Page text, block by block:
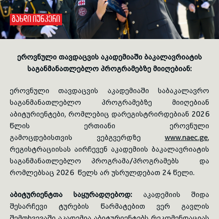
toggle submenu
toggle submenu
toggle submenu
ᲒᲐᲮᲓᲘ ᲘᲣᲜᲙᲔᲠᲘ
ეროვნული თავდაცვის აკადემიაში ბაკალავრიატის
საგანმანათლებლო პროგრამებზე მიიღებიან:
ეროვნული თავდაცვის აკადემიაში საბაკალავრო
საგანმანათლებლო პროგრამებზე მიიღებიან
აბიტურიენტები, რომლებიც დარეგისტრირდებიან 2026
წლის ერთიანი ეროვნული
გამოცდებისთვის ვებგვერდზე www.naec.ge,
რეგისტრაციისას აირჩევენ აკადემიის ბაკალავრიატის
საგანმანათლებლო პროგრამა/პროგრამებს და
რომლებსაც 2026 წელს არ უსრულდებათ 24 წელი.
აბიტურიენტთა საყურადღებოდ: აკადემიის შიდა
შესარჩევი ტურების წარმატებით ვერ გავლის